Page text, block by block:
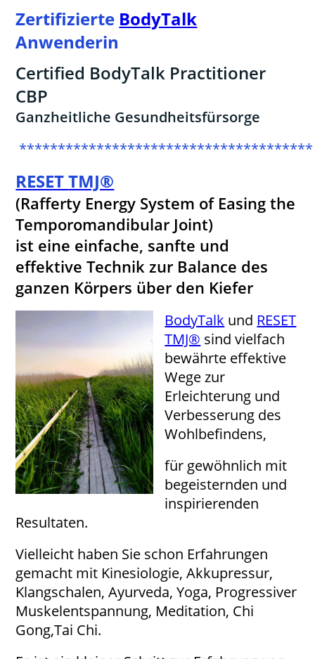
Zertifizierte BodyTalk
Anwenderin
Certified BodyTalk Practitioner
CBP
Ganzheitliche Gesundheitsfürsorge
**************************************
RESETTMJ®
(Rafferty Energy System of Easing the
Temporomandibular Joint)
ist eine einfache, sanfte und
effektive Technik zur Balance des
ganzen Körpers über den Kiefer
BodyTalk und RESET
TMJ® sind vielfach
bewährte effektive
Wege zur
Erleichterung und
Verbesserung des
Wohlbefindens,
für gewöhnlich mit
begeisternden und
inspirierenden
Resultaten.
Vielleicht haben Sie schon Erfahrungen
gemacht mit Kinesiologie, Akkupressur,
Klangschalen, Ayurveda, Yoga, Progressiver
Muskelentspannung, Meditation, Chi
Gong,Tai Chi.